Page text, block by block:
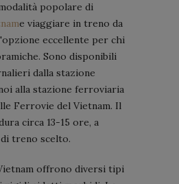
popolare di
e viaggiare in treno da
eccellente per chi
Sono disponibili
dalla stazione
alla stazione ferroviaria
Ferrovie del Vietnam. Il
circa 13-15 ore, a
treno scelto.
offrono diversi tipi